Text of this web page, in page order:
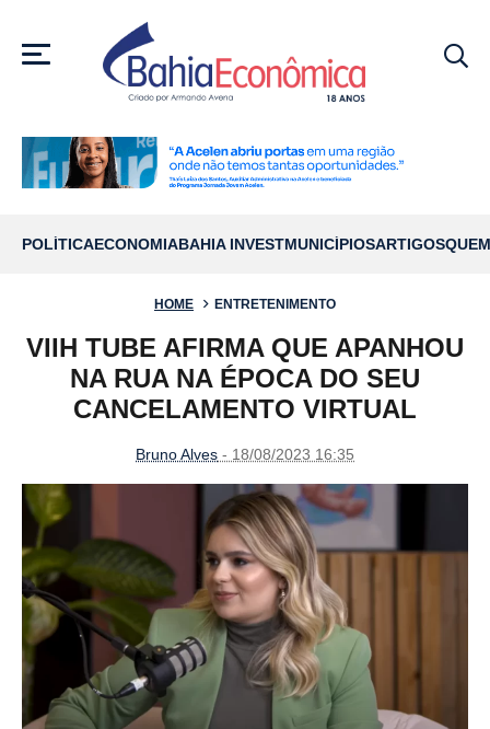
MENU
POLÍTICAECONOMIABAHIA INVESTMUNICÍPIOSARTIGOS
HOME ENTRETENIMENTO
VIIH TUBE AFIRMA QUE APANHOU
NA RUA NA ÉPOCA DO SEU
CANCELAMENTO VIRTUAL
Bruno Alves - 18/08/2023 16:35